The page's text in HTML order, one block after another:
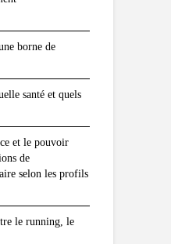
borne de
santé et quels
et le pouvoir
de
selon les profils
le running, le